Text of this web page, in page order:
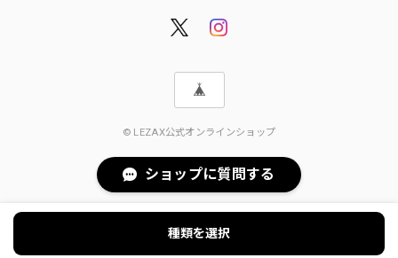
© LEZAX公式オンラインショップ
種類を選択
ショップに質問する